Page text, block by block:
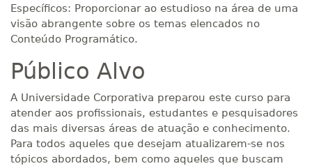
Específicos: Proporcionar ao estudioso na área de uma
visão abrangente sobre os temas elencados no
Conteúdo Programático.
Público Alvo
A Universidade Corporativa preparou este curso para
atender aos profissionais, estudantes e pesquisadores
das mais diversas áreas de atuação e conhecimento.
Para todos aqueles que desejam atualizarem-se nos
tópicos abordados, bem como aqueles que buscam